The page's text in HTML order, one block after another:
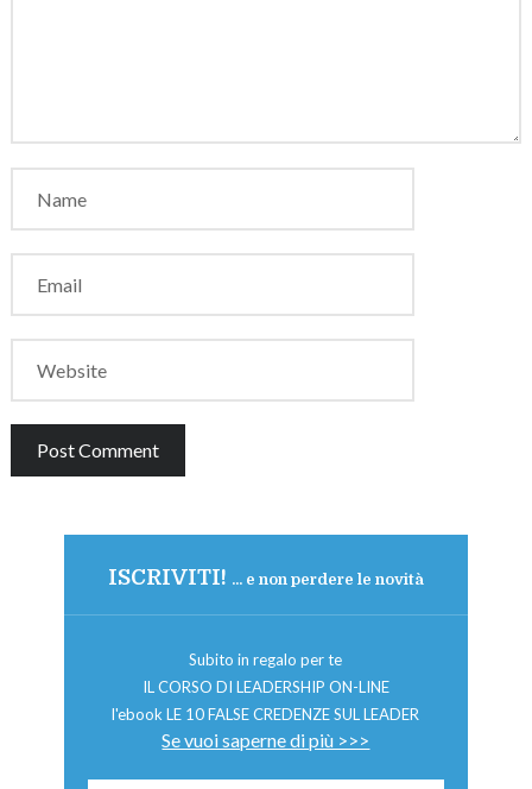
ISCRIVITI! ... e non perdere le novità
Subito in regalo per te
IL CORSO DI LEADERSHIP ON-LINE
l'ebook LE 10 FALSE CREDENZE SUL LEADER
Se vuoi saperne di più >>>